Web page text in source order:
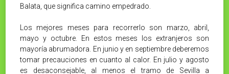
Balata, que significa camino empedrado.
Los mejores meses para recorrerlo son marzo, abril,
mayo y octubre. En estos meses los extranjeros son
mayoría abrumadora. En junio y en septiembre deberemos
tomar precauciones en cuanto al calor. En julio y agosto
es desaconsejable, al menos el tramo de Sevilla a